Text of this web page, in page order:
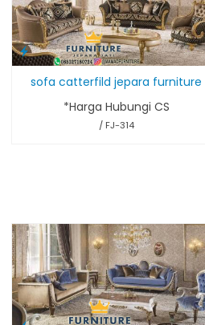
sofa catterfild jepara furniture
*Harga Hubungi CS
/ FJ-314